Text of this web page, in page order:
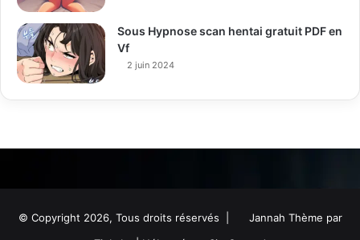
Sous Hypnose scan hentai gratuit PDF en
Vf
2 juin 2024
© Copyright 2026, Tous droits réservés |
Jannah Thème par